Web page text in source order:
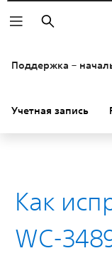
Поиск
Поддержка –
Учетная запись
Как
WC-